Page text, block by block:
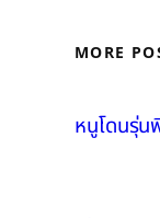
MORE
หนูโดนรุ่น